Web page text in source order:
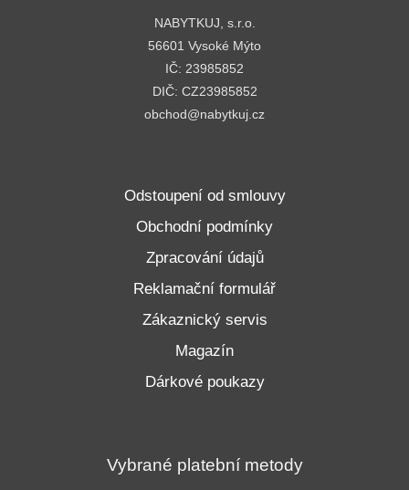
NABYTKUJ, s.r.o.
56601 Vysoké Mýto
IČ: 23985852
DIČ: CZ23985852
obchod@nabytkuj.cz
Odstoupení od smlouvy
Obchodní podmínky
Zpracování údajů
Reklamační formulář
Zákaznický servis
Magazín
Dárkové poukazy
Vybrané platební metody